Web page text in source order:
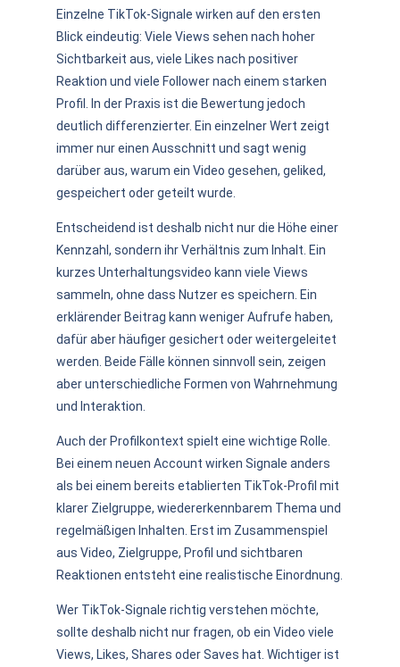
Einzelne TikTok-Signale wirken auf den ersten
Blick eindeutig: Viele Views sehen nach hoher
Sichtbarkeit aus, viele Likes nach positiver
Reaktion und viele Follower nach einem starken
Profil. In der Praxis ist die Bewertung jedoch
deutlich differenzierter. Ein einzelner Wert zeigt
immer nur einen Ausschnitt und sagt wenig
darüber aus, warum ein Video gesehen, geliked,
gespeichert oder geteilt wurde.
Entscheidend ist deshalb nicht nur die Höhe einer
Kennzahl, sondern ihr Verhältnis zum Inhalt. Ein
kurzes Unterhaltungsvideo kann viele Views
sammeln, ohne dass Nutzer es speichern. Ein
erklärender Beitrag kann weniger Aufrufe haben,
dafür aber häufiger gesichert oder weitergeleitet
werden. Beide Fälle können sinnvoll sein, zeigen
aber unterschiedliche Formen von Wahrnehmung
und Interaktion.
Auch der Profilkontext spielt eine wichtige Rolle.
Bei einem neuen Account wirken Signale anders
als bei einem bereits etablierten TikTok-Profil mit
klarer Zielgruppe, wiedererkennbarem Thema und
regelmäßigen Inhalten. Erst im Zusammenspiel
aus Video, Zielgruppe, Profil und sichtbaren
Reaktionen entsteht eine realistische Einordnung.
Wer TikTok-Signale richtig verstehen möchte,
sollte deshalb nicht nur fragen, ob ein Video viele
Views, Likes, Shares oder Saves hat. Wichtiger ist